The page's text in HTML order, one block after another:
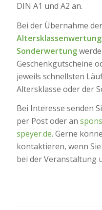
DIN A1 und A2 an.
Bei der Übernahme der
Altersklassenwertung
Sonderwertung
Geschenkgutscheine
jeweils schnellsten
Altersklasse oder der
Bei Interesse senden
per Post oder an
speyer.de. Gerne
kontaktieren, wenn
bei der Veranstaltung